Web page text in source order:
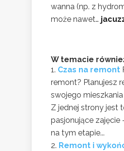
wanna (np. z
może nawet…
W temacie
Czas na remont
remont? Planujesz
swojego
Z jednej strony jest
pasjonujące zajęcie
na tym etapie...
Remont i